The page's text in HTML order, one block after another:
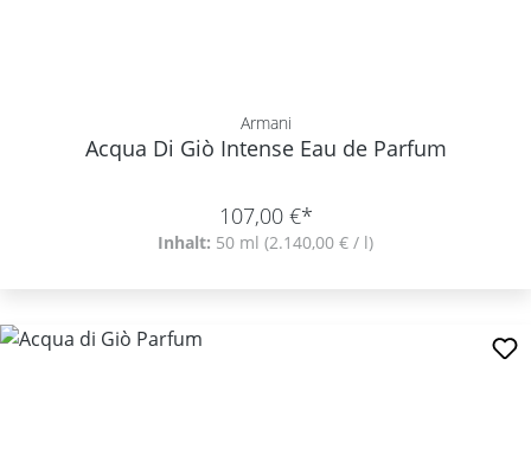
Armani
Acqua Di Giò Intense Eau de Parfum
107,00 €*
Inhalt: 50 ml (2.140,00 € / l)